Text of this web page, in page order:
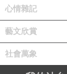
心情雜記
藝文欣賞
社會萬象